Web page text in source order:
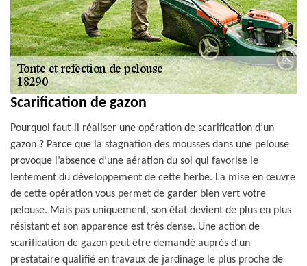
Scarification de gazon
Pourquoi faut-il réaliser une opération de scarification d’un
gazon ? Parce que la stagnation des mousses dans une pelouse
provoque l’absence d’une aération du sol qui favorise le
lentement du développement de cette herbe. La mise en œuvre
de cette opération vous permet de garder bien vert votre
pelouse. Mais pas uniquement, son état devient de plus en plus
résistant et son apparence est très dense. Une action de
scarification de gazon peut être demandé auprès d’un
prestataire qualifié en travaux de jardinage le plus proche de